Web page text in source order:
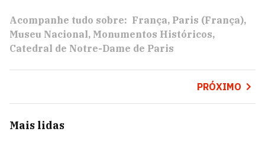
Acompanhe tudo sobre: França Paris (França)
Museu Nacional Monumentos Históricos
Catedral de Notre-Dame de Paris
PRÓXIMO
Mais lidas